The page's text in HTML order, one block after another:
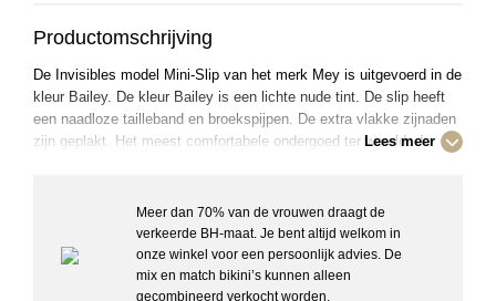
Productomschrijving
De Invisibles model Mini-Slip van het merk Mey is uitgevoerd in de
kleur Bailey. De kleur Bailey is een lichte nude tint. De slip heeft
een naadloze tailleband en broekspijpen. De extra vlakke zijnaden
zijn geplakt. Het meest comfortabele ondergoed ter wereld: de
modalvezels. Deze unieke combinatie garandeert uitzonderlijke
flexibiliteit en een perfecte pasvorm. De mini slip is een geweldige
aanvulling op elke garderobe. Dankzij de perfecte materiaalmix en
de beste afwerking heeft deze minislip veel te bieden en voldoet hij
gegarandeerd aan de hoogste eisen. De slips zijn Oeko-Tex®
Lees meer
Meer dan 70% van de vrouwen draagt de
verkeerde BH-maat. Je bent altijd welkom in
onze winkel voor een persoonlijk advies. De
mix en match bikini’s kunnen alleen
gecombineerd verkocht worden.